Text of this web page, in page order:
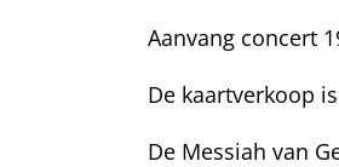
Aanvang concert
De kaartverkoop
De Messiah van